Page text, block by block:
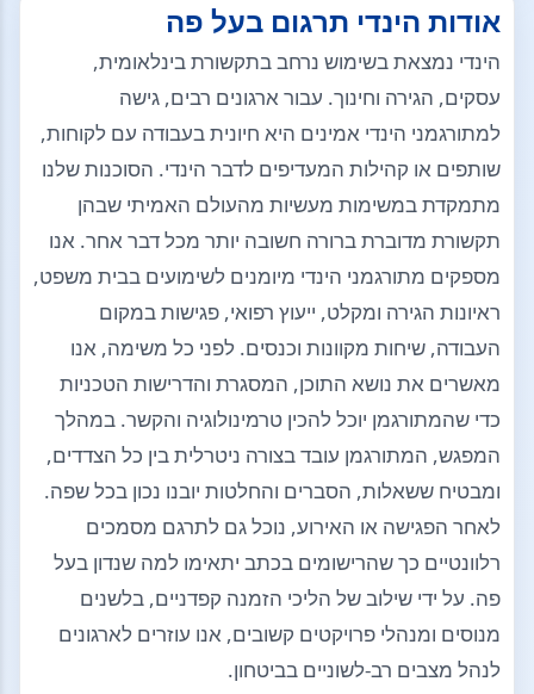
אודות הינדי תרגום בעל פה
הינדי נמצאת בשימוש נרחב בתקשורת בינלאומית,
עסקים, הגירה וחינוך. עבור ארגונים רבים, גישה
למתורגמני הינדי אמינים היא חיונית בעבודה עם לקוחות,
שותפים או קהילות המעדיפים לדבר הינדי. הסוכנות שלנו
מתמקדת במשימות מעשיות מהעולם האמיתי שבהן
תקשורת מדוברת ברורה חשובה יותר מכל דבר אחר. אנו
מספקים מתורגמני הינדי מיומנים לשימועים בבית משפט,
ראיונות הגירה ומקלט, ייעוץ רפואי, פגישות במקום
העבודה, שיחות מקוונות וכנסים. לפני כל משימה, אנו
מאשרים את נושא התוכן, המסגרת והדרישות הטכניות
כדי שהמתורגמן יוכל להכין טרמינולוגיה והקשר. במהלך
המפגש, המתורגמן עובד בצורה ניטרלית בין כל הצדדים,
ומבטיח ששאלות, הסברים והחלטות יובנו נכון בכל שפה.
לאחר הפגישה או האירוע, נוכל גם לתרגם מסמכים
רלוונטיים כך שהרישומים בכתב יתאימו למה שנדון בעל
פה. על ידי שילוב של הליכי הזמנה קפדניים, בלשנים
מנוסים ומנהלי פרויקטים קשובים, אנו עוזרים לארגונים
לנהל מצבים רב-לשוניים בביטחון.